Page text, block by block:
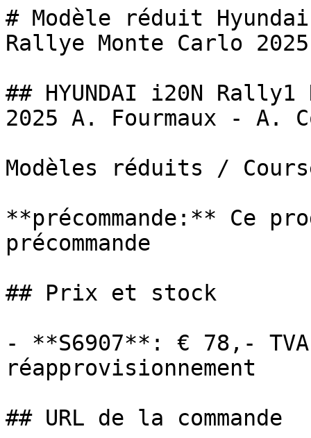
# Modèle réduit
Rallye Monte Carlo
## HYUNDAI i20N
2025 A. Fourmaux - A.
Modèles réduits /
**précommande:** Ce
précommande
## Prix et stock
- **S6907**: € 78,-
réapprovisionnement
## URL de la commande